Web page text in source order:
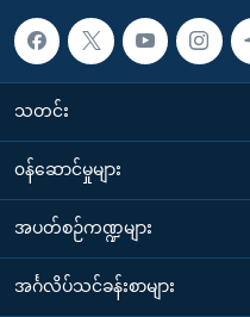
သတင်း
၀န်ဆောင်မှုများ
အပတ်စဉ်ကဏ္ဍများ
အင်္ဂလိပ်သင်ခန်းစာများ